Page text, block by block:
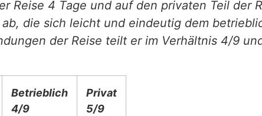
Reise 4 Tage und auf den privaten Teil der
die sich leicht und eindeutig dem
der Reise teilt er im Verhältnis 4/9
Betrieblich
4/9
Privat
5/9